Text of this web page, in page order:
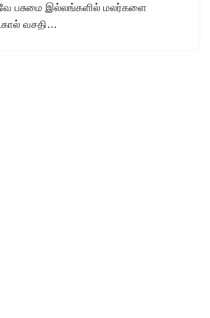
பசுமை இல்லங்களில் மலர்களை
வசதி…